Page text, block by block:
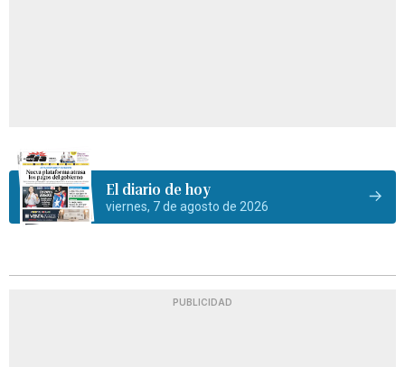
El diario de hoy
viernes, 7 de agosto de 2026
PUBLICIDAD